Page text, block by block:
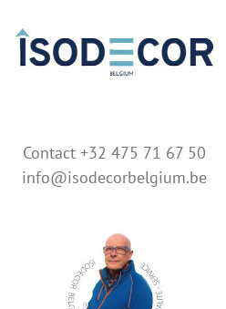
content
Contact +32 475 71 67 50
info@isodecorbelgium.be
Loodgieterij & sanitair